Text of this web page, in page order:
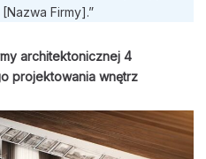
Firmy].”
architektonicznej 4
projektowania wnętrz